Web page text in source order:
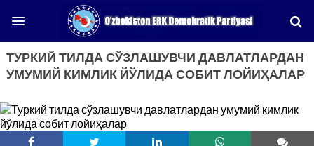
ТУРКИЙ ТИЛДА СЎЗЛАШУВЧИ ДАВЛАТЛАРДАН
УМУМИЙ КИМЛИК ЙЎЛИДА СОБИТ ЛОЙИҲАЛАР